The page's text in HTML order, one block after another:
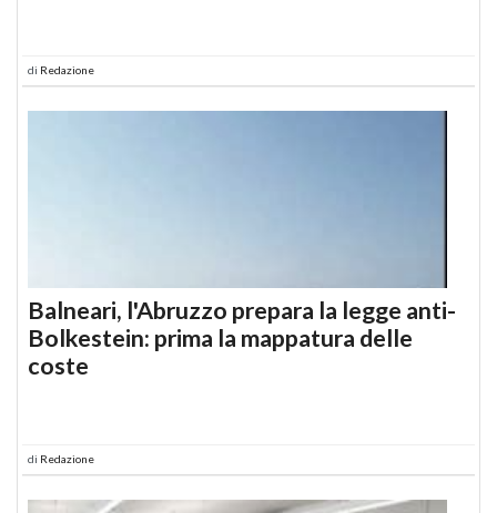
di Redazione
Balneari, l'Abruzzo prepara la legge anti-
Bolkestein: prima la mappatura delle
coste
di Redazione